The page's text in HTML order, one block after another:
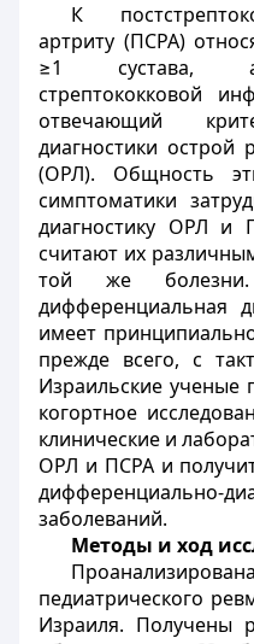
К
артриту (ПСРА)
≥1 сустава,
стрептококковой
отвечающий
диагностики острой
(ОРЛ). Общность
симптоматики
диагностику ОРЛ и
считают их
той же
дифференциальная
имеет
прежде всего, с
Израильские ученые
когортное
клинические и
ОРЛ и ПСРА и
дифференциально-
заболеваний.
Методы и ход
педиатрического
Израиля. Получены